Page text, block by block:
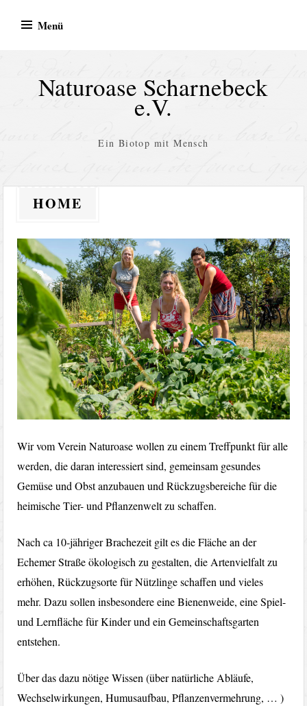
Inhalt
Menü
Naturoase Scharnebeck
e.V.
Ein Biotop mit Mensch
HOME
Wir vom Verein Naturoase wollen zu einem Treffpunkt für alle
werden, die daran interessiert sind, gemeinsam gesundes
Gemüse und Obst anzubauen und Rückzugsbereiche für die
heimische Tier- und Pflanzenwelt zu schaffen.
Nach ca 10-jähriger Brachezeit gilt es die Fläche an der
Echemer Straße ökologisch zu gestalten, die Artenvielfalt zu
erhöhen, Rückzugsorte für Nützlinge schaffen und vieles
mehr. Dazu sollen insbesondere eine Bienenweide, eine Spiel-
und Lernfläche für Kinder und ein Gemeinschaftsgarten
entstehen.
Über das dazu nötige Wissen (über natürliche Abläufe,
Wechselwirkungen, Humusaufbau, Pflanzenvermehrung, … )